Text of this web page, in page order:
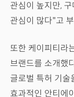
관심이 높지만,
관심이 많다"고
또한 케이피티라
브랜드를 소개했
글로벌 특허 기술
효과적인 안티에